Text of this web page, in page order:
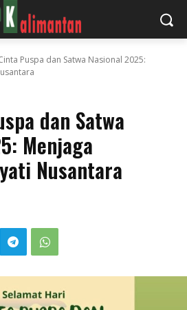
Puspa dan Satwa Nasional 2025:
dan Satwa
Menjaga
Nusantara